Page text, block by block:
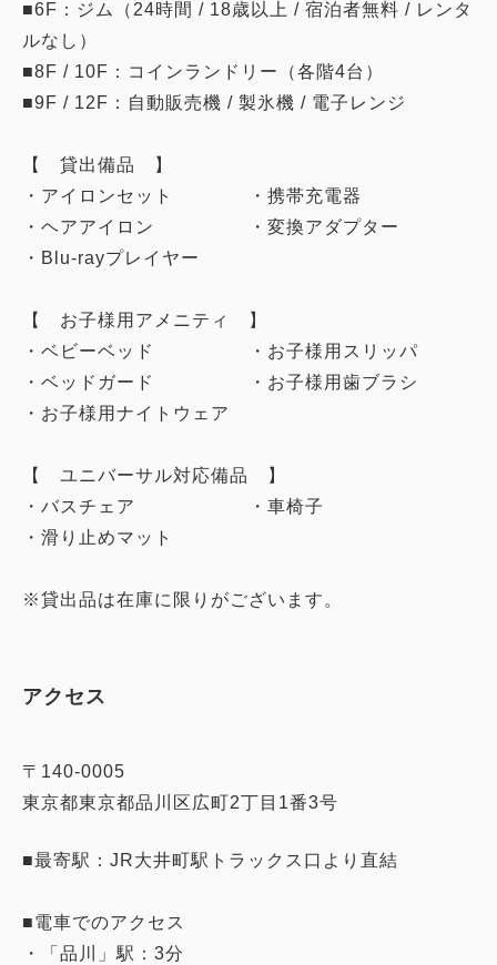
■6F：ジム（24時間 / 18歳以上 / 宿泊者無料 / レンタ
ルなし）
■8F / 10F：コインランドリー（各階4台）
■9F / 12F：自動販売機 / 製氷機 / 電子レンジ
【 貸出備品 】
・アイロンセット ・携帯充電器
・ヘアアイロン ・変換アダプター
・Blu-rayプレイヤー
【 お子様用アメニティ 】
・ベビーベッド ・お子様用スリッパ
・ベッドガード ・お子様用歯ブラシ
・お子様用ナイトウェア
【 ユニバーサル対応備品 】
・バスチェア ・車椅子
・滑り止めマット
※貸出品は在庫に限りがございます。
アクセス
〒140-0005
東京都東京都品川区広町2丁目1番3号
■最寄駅：JR大井町駅トラックス口より直結
■電車でのアクセス
・「品川」駅：3分